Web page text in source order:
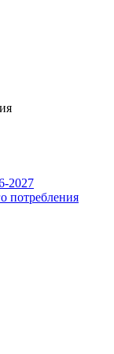
2027
потребления